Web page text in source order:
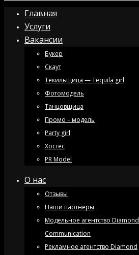
Главная
Услуги
Вакансии
Букер
Скаут
Текильщица — Tequila girl
Фотомодель
Танцовщица
Промо – модель
Party girl
Хостес
PR Model
О нас
Отзывы
Наши партнеры
Модельное агентство Diamond
Communication
Рекламное агентство Diamond